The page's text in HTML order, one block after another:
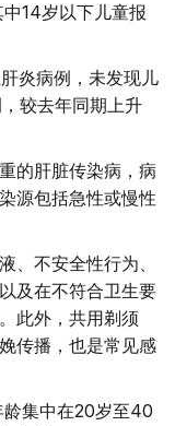
14岁以下儿童报
炎病例，未发现儿
较去年同期上升
的肝脏传染病，病
源包括急性或慢性
、不安全性行为、
及在不符合卫生要
此外，共用剃须
传播，也是常见感
集中在20岁至40